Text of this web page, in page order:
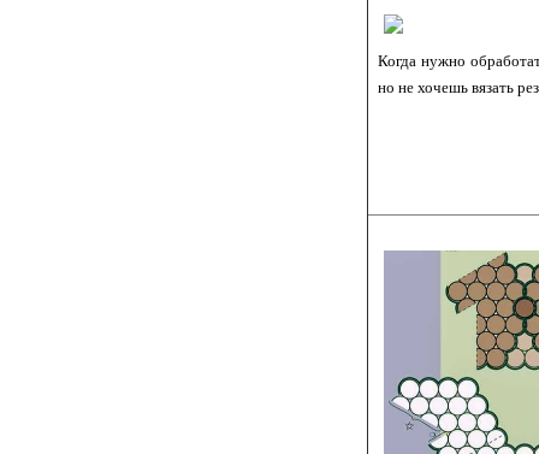
Когда нужно
но не хочешь вязать